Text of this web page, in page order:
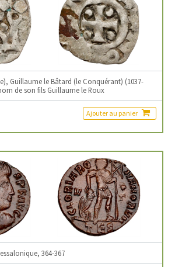
Guillaume le Bâtard (le Conquérant) (1037-
de son fils Guillaume le Roux
Ajouter au panier
364-367